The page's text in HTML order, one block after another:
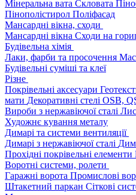
Мінеральна вата Скловата
Пінополістирол Поліфасад
Мансардні вікна, сходи
Мансардні вікна Сходи на
Будівельна хімія
Лаки, фарби та просочення
Будівельні суміші та клеї
Різне
Покрівельні аксесуари
мати Декоративні стелі OSB,
Вироби з нержавіючої сталі
Художнє кування металу
Димарі та системи вентиляції
Димарі з нержавіючої сталі
Прохідні покрівельні елементи
Воротні системи, ролети
Гаражні ворота Промислові
Штакетний паркан Сіткові